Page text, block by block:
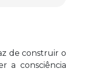
de construir o
a consciência